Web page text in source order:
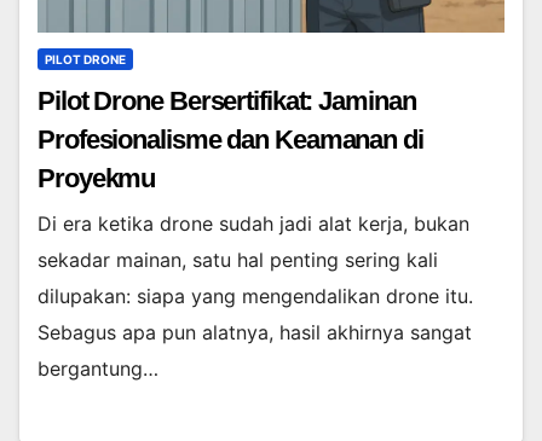
PILOT DRONE
Pilot Drone Bersertifikat: Jaminan
Profesionalisme dan Keamanan di
Proyekmu
Di era ketika drone sudah jadi alat kerja, bukan
sekadar mainan, satu hal penting sering kali
dilupakan: siapa yang mengendalikan drone itu.
Sebagus apa pun alatnya, hasil akhirnya sangat
bergantung…